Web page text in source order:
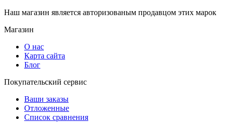
Наш магазин является авторизованым продавцом этих марок
Магазин
О нас
Карта сайта
Блог
Покупательский сервис
Ваши заказы
Отложенные
Список сравнения